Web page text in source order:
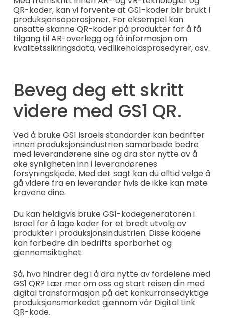
QR-koder, kan vi forvente at GS1-koder blir brukt i
produksjonsoperasjoner. For eksempel kan
ansatte skanne QR-koder på produkter for å få
tilgang til AR-overlegg og få informasjon om
kvalitetssikringsdata, vedlikeholdsprosedyrer, osv.
Beveg deg ett skritt
videre med GS1 QR.
Ved å bruke GS1 Israels standarder kan bedrifter
innen produksjonsindustrien samarbeide bedre
med leverandørene sine og dra stor nytte av å
øke synligheten inn i leverandørenes
forsyningskjede. Med det sagt kan du alltid velge å
gå videre fra en leverandør hvis de ikke kan møte
kravene dine.
Du kan heldigvis bruke GS1-kodegeneratoren i
Israel for å lage koder for et bredt utvalg av
produkter i produksjonsindustrien. Disse kodene
kan forbedre din bedrifts sporbarhet og
gjennomsiktighet.
Så, hva hindrer deg i å dra nytte av fordelene med
GS1 QR? Lær mer om oss og start reisen din med
digital transformasjon på det konkurransedyktige
produksjonsmarkedet gjennom vår Digital Link
QR-kode.